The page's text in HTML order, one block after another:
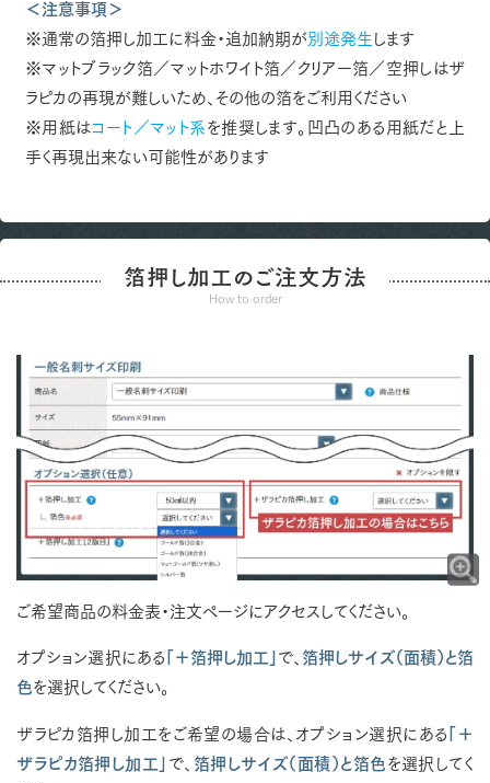
＜注意事項＞
※通常の箔押し加工に料金・追加納期が別途発生 します
※マットブラック箔／マットホワイト箔／クリアー箔／空押しはザ
ラピカの再現が難しいため、その他の箔をご利用ください
※用紙はコート／マット系 を推奨します。凹凸のある用紙だと上
手く再現出来ない可能性があります
箔押し加工のご注文方法
How to order
ご希望商品の料金表・注文ページにアクセスしてください。
オプション選択にある 「＋箔押し加工」 で、箔押しサイズ（面積）と箔
色を選択してください。
ザラピカ箔押し加工をご希望の場合は、オプション選択にある 「＋
ザラピカ箔押し加工」 で、 箔押しサイズ（面積）と箔色 を選択してく